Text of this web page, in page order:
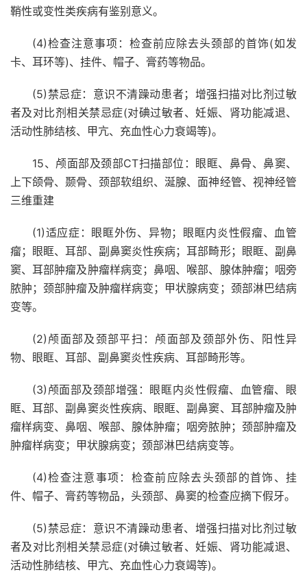
鞘性或变性类疾病有鉴别意义。
(4)检查注意事项：检查前应除去头颈部的首饰(如发
卡、耳环等)、挂件、帽子、膏药等物品。
(5)禁忌症：意识不清躁动患者；增强扫描对比剂过敏
者及对比剂相关禁忌症(对碘过敏者、妊娠、肾功能减退、
活动性肺结核、甲亢、充血性心力衰竭等)。
15、颅面部及颈部CT扫描部位：眼眶、鼻骨、鼻窦、
上下颌骨、颞骨、颈部软组织、涎腺、面神经管、视神经管
三维重建
(1)适应症：眼眶外伤、异物；眼眶内炎性假瘤、血管
瘤；眼眶、耳部、副鼻窦炎性疾病；耳部畸形；眼眶、副鼻
窦、耳部肿瘤及肿瘤样病变；鼻咽、喉部、腺体肿瘤；咽旁
脓肿；颈部肿瘤及肿瘤样病变；甲状腺病变；颈部淋巴结病
变等。
(2)颅面部及颈部平扫：颅面部及颈部外伤、阳性异
物、眼眶、耳部、副鼻窦炎性疾病、耳部畸形等。
(3)颅面部及颈部增强：眼眶内炎性假瘤、血管瘤、眼
眶、耳部、副鼻窦炎性疾病、眼眶、副鼻窦、耳部肿瘤及肿
瘤样病变、鼻咽、喉部、腺体肿瘤；咽旁脓肿；颈部肿瘤及
肿瘤样病变；甲状腺病变；颈部淋巴结病变等。
(4)检查注意事项：检查前应除去头颈部的首饰、挂
件、帽子、膏药等物品，头颈部、鼻窦的检查应摘下假牙。
(5)禁忌症：意识不清躁动患者、增强扫描对比剂过敏
者及对比剂相关禁忌症(对碘过敏者、妊娠、肾功能减退、
活动性肺结核、甲亢、充血性心力衰竭等)。